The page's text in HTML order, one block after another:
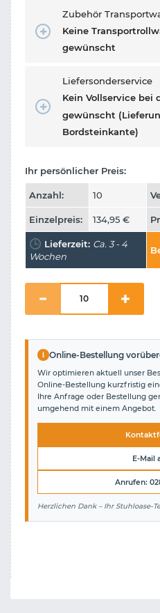
Zubehör
Keine
gewünscht
Liefersonderservice
Kein Vollservice bei
gewünscht
Bordsteinkante)
Ihr persönlicher Preis:
Anzahl: 10
Einzelpreis: 134,95 €
Lieferzeit: Ca. 3 - 4
Wochen
i Online-Bestellung
Wir optimieren aktuell unser
Online-Bestellung kurzfristig
Ihre Anfrage oder Bestellung
umgehend mit einem Angebot.
E-Mail
Anrufen:
Herzlichen Dank – Ihr Stuhloase-